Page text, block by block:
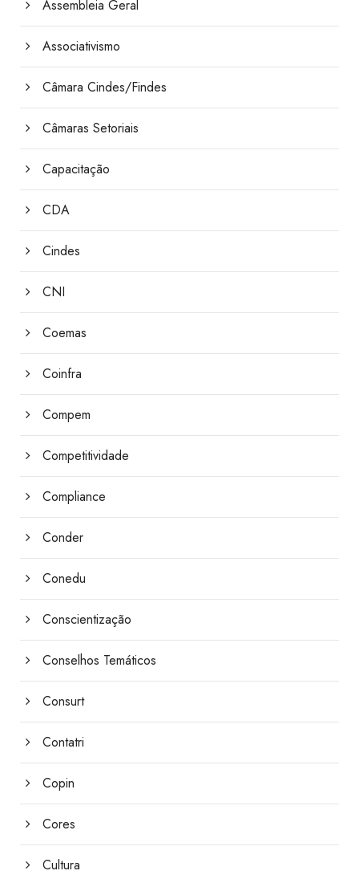
Assembleia Geral
Associativismo
Câmara Cindes/Findes
Câmaras Setoriais
Capacitação
CDA
Cindes
CNI
Coemas
Coinfra
Compem
Competitividade
Compliance
Conder
Conedu
Conscientização
Conselhos Temáticos
Consurt
Contatri
Copin
Cores
Cultura